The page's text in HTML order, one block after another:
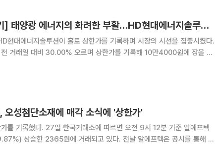
[급등락주 짚어보기] 태양광 에너지의 화려한 부활…HD현대에너지솔루션 '上'
현대에너지솔루션이 홀로 상한가를 기록하며 시장의 시선을 집중시켰다.
거래일 대비 30.00% 오르며 상한가를 기록해 10만4000원에 장을 마
수주 계약 체결 임박설이 돌며 기
성첨단소재에 매각 소식에 '상한가'
르면 오전 9시 12분 기준 알에프텍
2365원에 거래되고 있다. 전날 알에프텍은 공시를 통해 최